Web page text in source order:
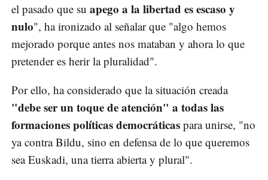
el pasado que su apego a la libertad es escaso y
nulo", ha ironizado al señalar que "algo hemos
mejorado porque antes nos mataban y ahora lo que
pretender es herir la pluralidad".
Por ello, ha considerado que la situación creada
"debe ser un toque de atención" a todas las
formaciones políticas democráticas para unirse, "no
ya contra Bildu, sino en defensa de lo que queremos
sea Euskadi, una tierra abierta y plural".